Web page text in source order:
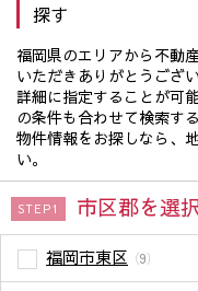
探す
福岡県のエリアから不動
いただきありがとうござ
詳細に指定することが可
の条件も合わせて検索す
物件情報をお探しなら、
い。
STEP1 市区郡を選
福岡市東区 （9）